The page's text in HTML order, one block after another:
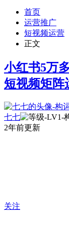
首页
运营推广
短视频运营
正文
小红书5万
短视频矩阵
七七
2年前更新
关注